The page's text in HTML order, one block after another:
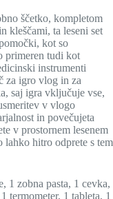
ščetko, kompletom
kleščami, ta leseni set
kot so
primeren tudi kot
instrumenti
za igro vlog in za
saj igra vključuje vse,
v vlogo
in povečujeta
v prostornem lesenem
hitro odprete s tem
1 zobna pasta, 1 cevka,
termometer, 1 tableta, 1